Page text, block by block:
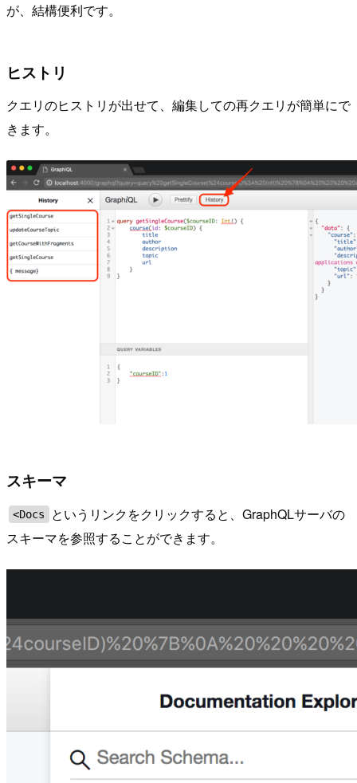
が、結構便利です。
ヒストリ
クエリのヒストリが出せて、編集しての再クエリが簡単にで
きます。
スキーマ
<Docs
というリンクをクリックすると、GraphQLサーバの
スキーマを参照することができます。